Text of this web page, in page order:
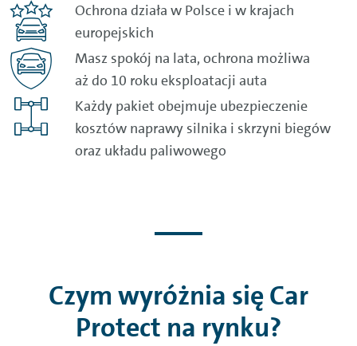
Ochrona działa w Polsce i w krajach
europejskich
Masz spokój na lata, ochrona możliwa
aż do 10 roku eksploatacji auta
Każdy pakiet obejmuje ubezpieczenie
kosztów naprawy silnika i skrzyni biegów
oraz układu paliwowego
Czym wyróżnia się Car
Protect na rynku?